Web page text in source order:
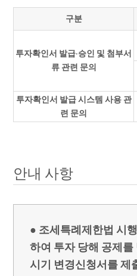
구분
투자확인서 발급·승인 및 첨부서
류 관련 문의
투자확인서 발급 시스템 사용 관
련 문의
안내 사항
● 조세특례제한법 시
하여 투자 당해 공제
시기 변경신청서를 제